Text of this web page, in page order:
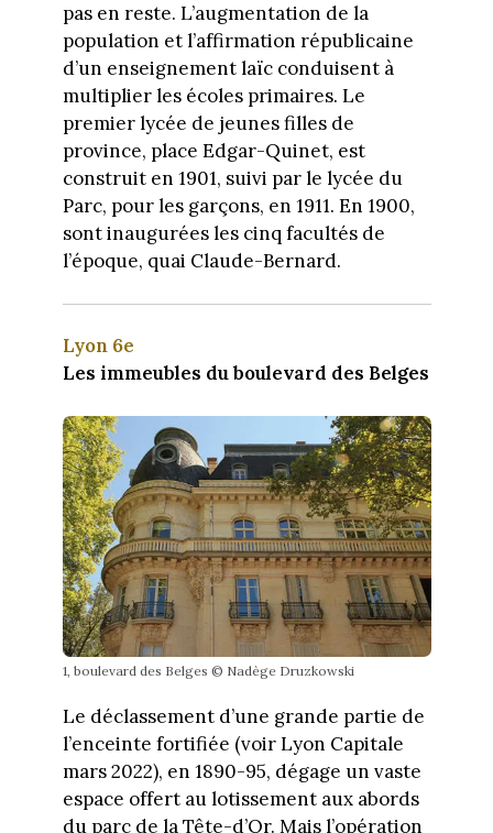
pas en reste. L’augmentation de la
population et l’affirmation républicaine
d’un enseignement laïc conduisent à
multiplier les écoles primaires. Le
premier lycée de jeunes filles de
province, place Edgar-Quinet, est
construit en 1901, suivi par le lycée du
Parc, pour les garçons, en 1911. En 1900,
sont inaugurées les cinq facultés de
l’époque, quai Claude-Bernard.
Lyon 6e
Les immeubles du boulevard des Belges
1, boulevard des Belges © Nadège Druzkowski
Le déclassement d’une grande partie de
l’enceinte fortifiée (voir Lyon Capitale
mars 2022), en 1890-95, dégage un vaste
espace offert au lotissement aux abords
du parc de la Tête-d’Or. Mais l’opération